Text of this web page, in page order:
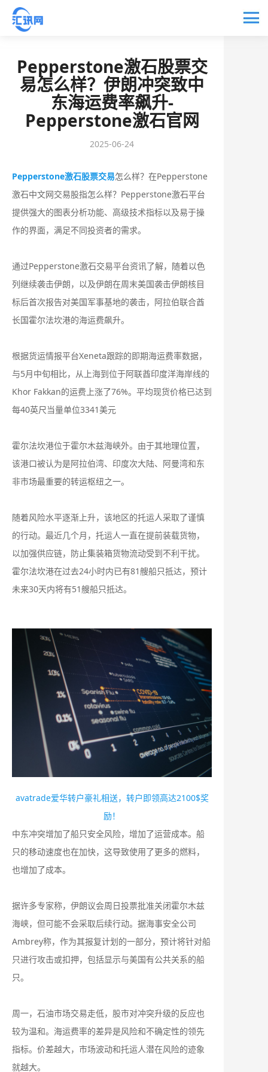
Pepperstone激石股票交
易怎么样？伊朗冲突致中
东海运费率飙升-
Pepperstone激石官网
2025-06-24
Pepperstone激石股票交易怎么样？在Pepperstone
激石中文网交易股指怎么样？Pepperstone激石平台
提供强大的图表分析功能、高级技术指标以及易于操
作的界面，满足不同投资者的需求。
通过Pepperstone激石交易平台资讯了解，随着以色
列继续袭击伊朗，以及伊朗在周末美国袭击伊朗核目
标后首次报告对美国军事基地的袭击，阿拉伯联合酋
长国霍尔法坎港的海运费飙升。
根据货运情报平台Xeneta跟踪的即期海运费率数据，
与5月中旬相比，从上海到位于阿联酋印度洋海岸线的
Khor Fakkan的运费上涨了76%。平均现货价格已达到
每40英尺当量单位3341美元
霍尔法坎港位于霍尔木兹海峡外。由于其地理位置，
该港口被认为是阿拉伯湾、印度次大陆、阿曼湾和东
非市场最重要的转运枢纽之一。
随着风险水平逐渐上升，该地区的托运人采取了谨慎
的行动。最近几个月，托运人一直在提前装载货物，
以加强供应链，防止集装箱货物流动受到不利干扰。
霍尔法坎港在过去24小时内已有81艘船只抵达，预计
未来30天内将有51艘船只抵达。
avatrade爱华转户豪礼相送，转户即领高达2100$奖
励！
中东冲突增加了船只安全风险，增加了运营成本。船
只的移动速度也在加快，这导致使用了更多的燃料，
也增加了成本。
据许多专家称，伊朗议会周日投票批准关闭霍尔木兹
海峡，但可能不会采取后续行动。据海事安全公司
Ambrey称，作为其报复计划的一部分，预计将针对船
只进行攻击或扣押，包括显示与美国有公共关系的船
只。
周一，石油市场交易走低，股市对冲突升级的反应也
较为温和。海运费率的差异是风险和不确定性的领先
指标。价差越大，市场波动和托运人潜在风险的迹象
就越大。